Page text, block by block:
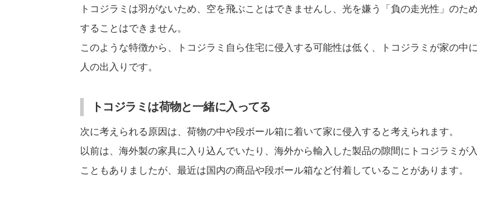
トコジラミは羽がないため、空を飛ぶことはできませんし、光を嫌う「負の走光性」のた
することはできません。
このような特徴から、トコジラミ自ら住宅に侵入する可能性は低く、トコジラミが家の中
人の出入りです。
トコジラミは荷物と一緒に入ってる
次に考えられる原因は、荷物の中や段ボール箱に着いて家に侵入すると考えられます。
以前は、海外製の家具に入り込んでいたり、海外から輸入した製品の隙間にトコジラミが
こともありましたが、最近は国内の商品や段ボール箱など付着していることがあります。